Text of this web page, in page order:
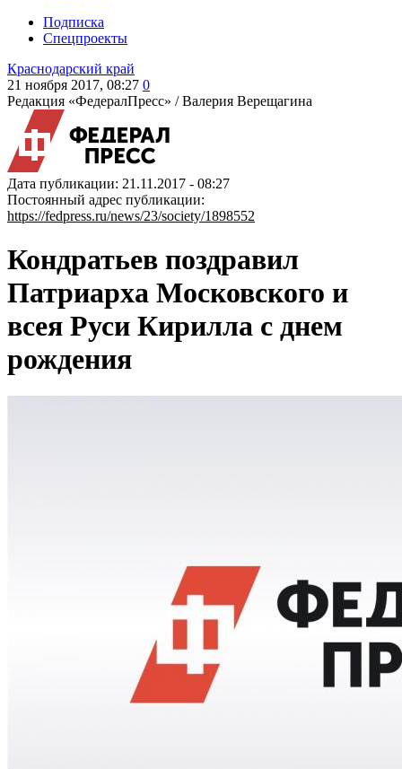
Подписка
Спецпроекты
Краснодарский край
21 ноября 2017, 08:27 0
Редакция «ФедералПресс» /Валерия Верещагина
Дата публикации: 21.11.2017 - 08:27
Постоянный адрес публикации:
https://fedpress.ru/news/23/society/1898552
Кондратьев поздравил
Патриарха Московского и
всея Руси Кирилла с днем
рождения